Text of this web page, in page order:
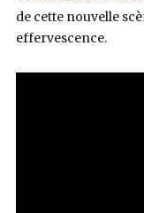
de cette nouvelle
effervescence.